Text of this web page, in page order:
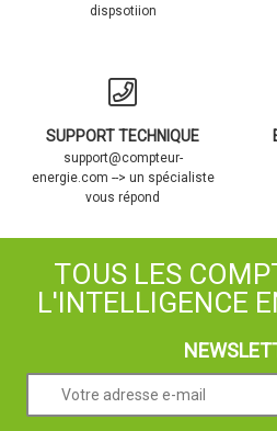
dispsotiion
SUPPORT TECHNIQUE
support@compteur-
energie.com --> un spécialiste
vous répond
TOUS LES
L'INTELLIGENCE